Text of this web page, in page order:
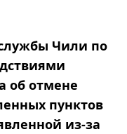
Чили по
об отмене
пунктов
из-за